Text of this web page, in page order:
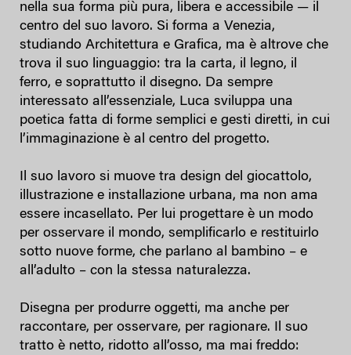
nella sua forma più pura, libera e accessibile — il
centro del suo lavoro. Si forma a Venezia,
studiando Architettura e Grafica, ma è altrove che
trova il suo linguaggio: tra la carta, il legno, il
ferro, e soprattutto il disegno. Da sempre
interessato all’essenziale, Luca sviluppa una
poetica fatta di forme semplici e gesti diretti, in cui
l’immaginazione è al centro del progetto.
Il suo lavoro si muove tra design del giocattolo,
illustrazione e installazione urbana, ma non ama
essere incasellato. Per lui progettare è un modo
per osservare il mondo, semplificarlo e restituirlo
sotto nuove forme, che parlano al bambino – e
all’adulto – con la stessa naturalezza.
Disegna per produrre oggetti, ma anche per
raccontare, per osservare, per ragionare. Il suo
tratto è netto, ridotto all’osso, ma mai freddo: